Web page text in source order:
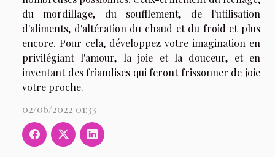
du mordillage, du soufflement, de l'utilisation
d'aliments, d'altération du chaud et du froid et plus
encore. Pour cela, développez votre imagination en
privilégiant l'amour, la joie et la douceur, et en
inventant des friandises qui feront frissonner de joie
votre proche.
02/06/2022 01:33